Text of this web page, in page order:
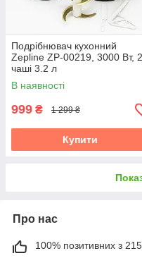
Подрібнювач кухонний
Zepline ZP-00219, 3000 Вт, 2
чаші 3.2 л
В наявності
999 ₴ 1 299 ₴
Купити
Про нас
100% позитивних з 215